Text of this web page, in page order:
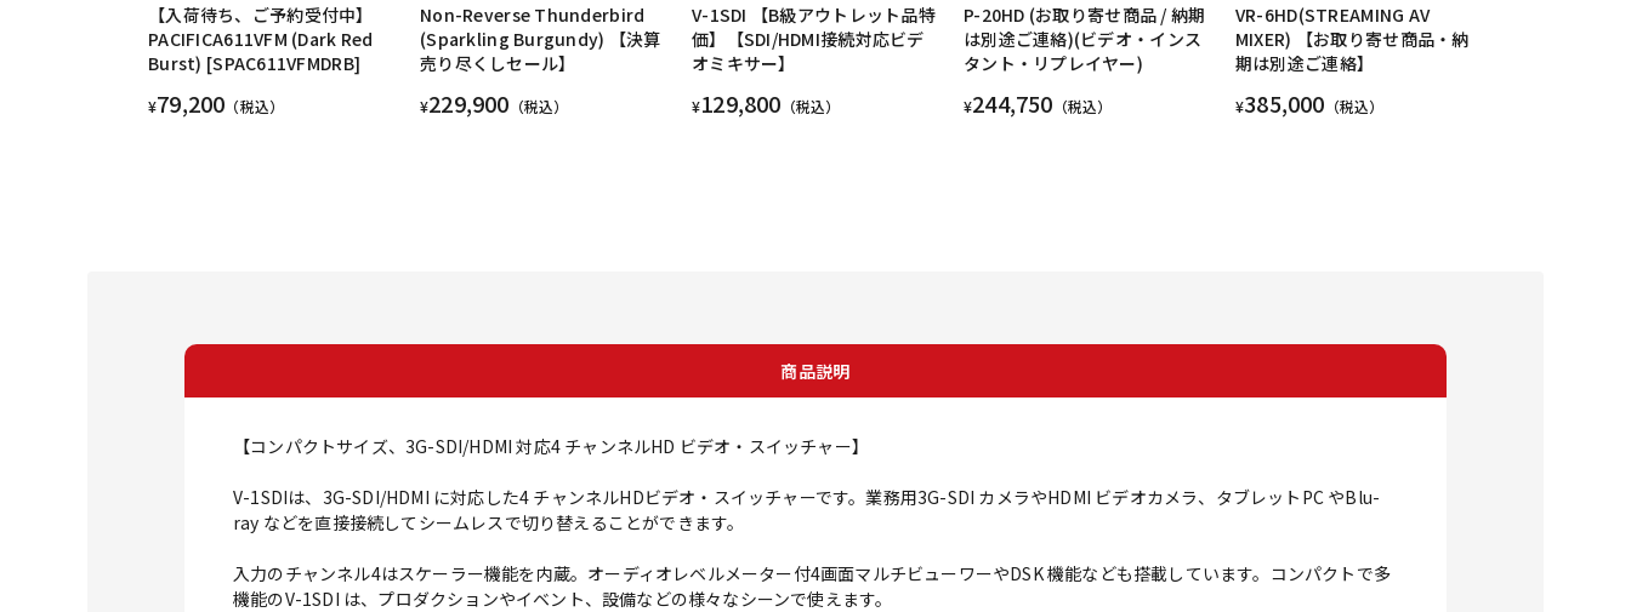
【入荷待ち、ご予約受付中】
PACIFICA611VFM (Dark Red
Burst) [SPAC611VFMDRB]
¥79,200 （税込）
Non-Reverse Thunderbird
(Sparkling Burgundy) 【決算
売り尽くしセール】
¥229,900 （税込）
V-1SDI 【B級アウトレット品特
価】【SDI/HDMI接続対応ビデ
オミキサー】
¥129,800 （税込）
P-20HD (お取り寄せ商品 / 納期
は別途ご連絡)(ビデオ・インス
タント・リプレイヤー)
¥244,750 （税込）
VR-6HD(STREAMING AV
MIXER) 【お取り寄せ商品・納
期は別途ご連絡】
¥385,000 （税込）
商品説明
【コンパクトサイズ、3G-SDI/HDMI 対応4 チャンネルHD ビデオ・スイッチャー】
V-1SDIは、3G-SDI/HDMI に対応した4 チャンネルHDビデオ・スイッチャーです。業務用3G-SDI カメラやHDMI ビデオカメラ、タブレットPC やBlu-
ray などを直接接続してシームレスで切り替えることができます。
入力のチャンネル4はスケーラー機能を内蔵。オーディオレベルメーター付4画面マルチビューワーやDSK 機能なども搭載しています。コンパクトで多
機能のV-1SDI は、プロダクションやイベント、設備などの様々なシーンで使えます。